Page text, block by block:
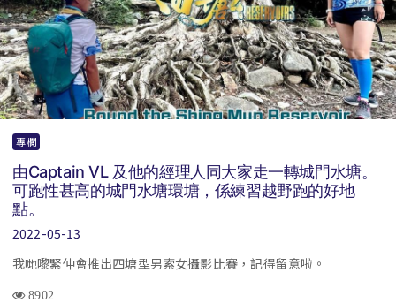
專欄
由Captain VL 及他的經理人同大家走一轉城門水塘。
可跑性甚高的城門水塘環塘，係練習越野跑的好地
點。
2022-05-13
我哋嚟緊仲會推出四塘型男索女攝影比賽，記得留意啦。
8902